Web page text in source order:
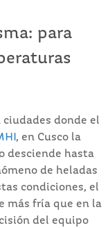
para
ciudades donde el
, en Cusco la
desciende hasta
de heladas
condiciones, el
más fría que en la
del equipo